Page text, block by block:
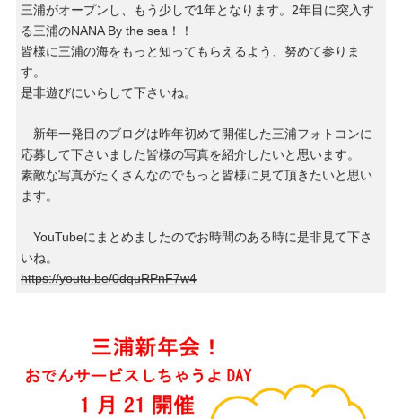
三浦がオープンし、もう少しで1年となります。2年目に突入す
る三浦のNANA By the sea！！
皆様に三浦の海をもっと知ってもらえるよう、努めて参りま
す。
是非遊びにいらして下さいね。
新年一発目のブログは昨年初めて開催した三浦フォトコンに
応募して下さいました皆様の写真を紹介したいと思います。
素敵な写真がたくさんなのでもっと皆様に見て頂きたいと思い
ます。
YouTubeにまとめましたのでお時間のある時に是非見て下さ
いね。
https://youtu.be/0dquRPnF7w4